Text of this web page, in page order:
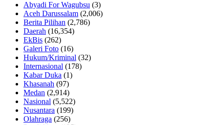
Abyadi For Wagubsu (3)
Aceh Darussalam (2,006)
Berita Pilihan (2,786)
Daerah (16,354)
EkBis (262)
Galeri Foto (16)
Hukum/Kriminal (32)
Internasional (178)
Kabar Duka (1)
Khasanah (97)
Medan (2,914)
Nasional (5,522)
Nusantara (199)
Olahraga (256)